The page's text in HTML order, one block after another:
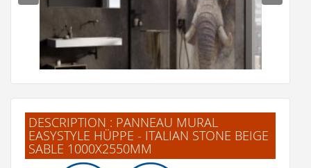
Revêtement mural EasyStyle HÜPPE - Elephant
DESCRIPTION : PANNEAU MURAL
EASYSTYLE HÜPPE - ITALIAN STONE BEIGE
SABLE 1000X2550MM